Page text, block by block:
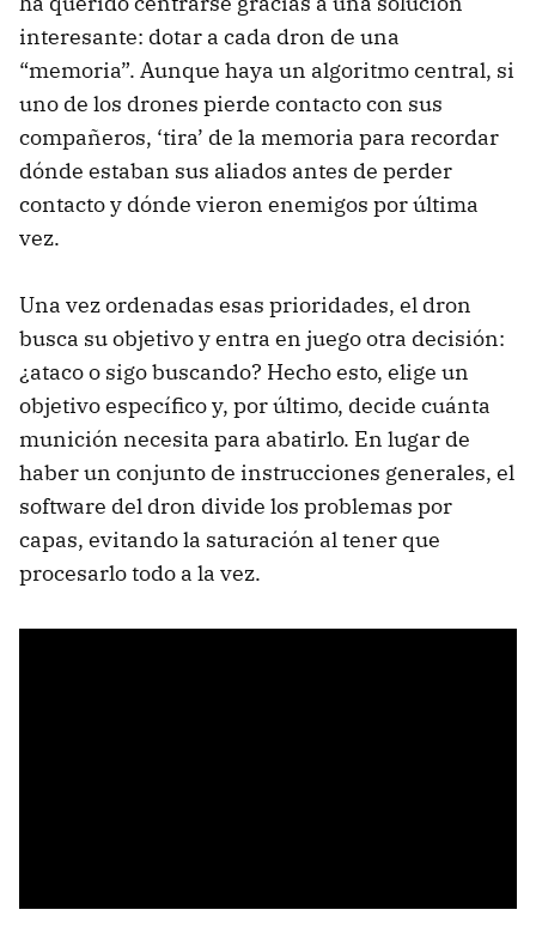
interesante: dotar a cada dron de una
“memoria”. Aunque haya un algoritmo central, si
uno de los drones pierde contacto con sus
compañeros, ‘tira’ de la memoria para recordar
dónde estaban sus aliados antes de perder
contacto y dónde vieron enemigos por última
vez.
Una vez ordenadas esas prioridades, el dron
busca su objetivo y entra en juego otra decisión:
¿ataco o sigo buscando? Hecho esto, elige un
objetivo específico y, por último, decide cuánta
munición necesita para abatirlo. En lugar de
haber un conjunto de instrucciones generales, el
software del dron divide los problemas por
capas, evitando la saturación al tener que
procesarlo todo a la vez.